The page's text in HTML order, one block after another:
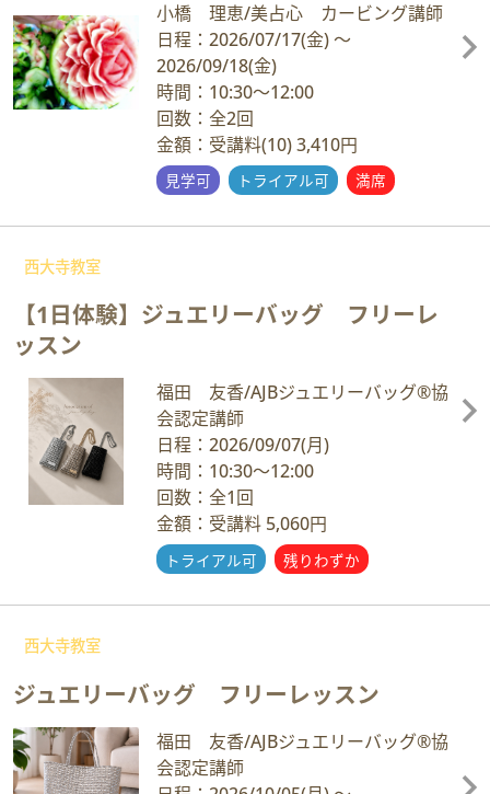
小橋 理恵/美占心 カービング講師
日程：2026/07/17(金)～
2026/09/18(金)
時間：10:30～12:00
回数：全2回
金額：受講料(10) 3,410円
見学可 トライアル可 満席
西大寺教室
【1日体験】ジュエリーバッグ フリーレ
ッスン
福田 友香/AJBジュエリーバッグ®協
会認定講師
日程：2026/09/07(月)
時間：10:30～12:00
回数：全1回
金額：受講料 5,060円
トライアル可 残りわずか
西大寺教室
ジュエリーバッグ フリーレッスン
福田 友香/AJBジュエリーバッグ®協
会認定講師